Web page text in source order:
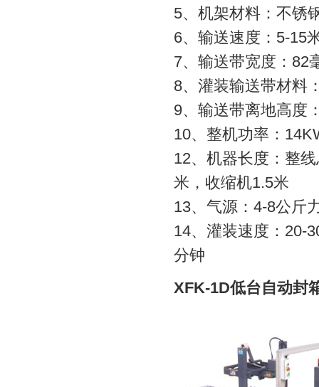
5、机架材料：不锈
6、输送速度：5-15
7、输送带宽度：82
8、灌装输送带材料
9、输送带离地高度
10、整机功率：
12、机器长度：整
米，收缩机1.5米
13、气源：4-8公斤
14、灌装速度：20-
分钟
XFK-1D低台自动封